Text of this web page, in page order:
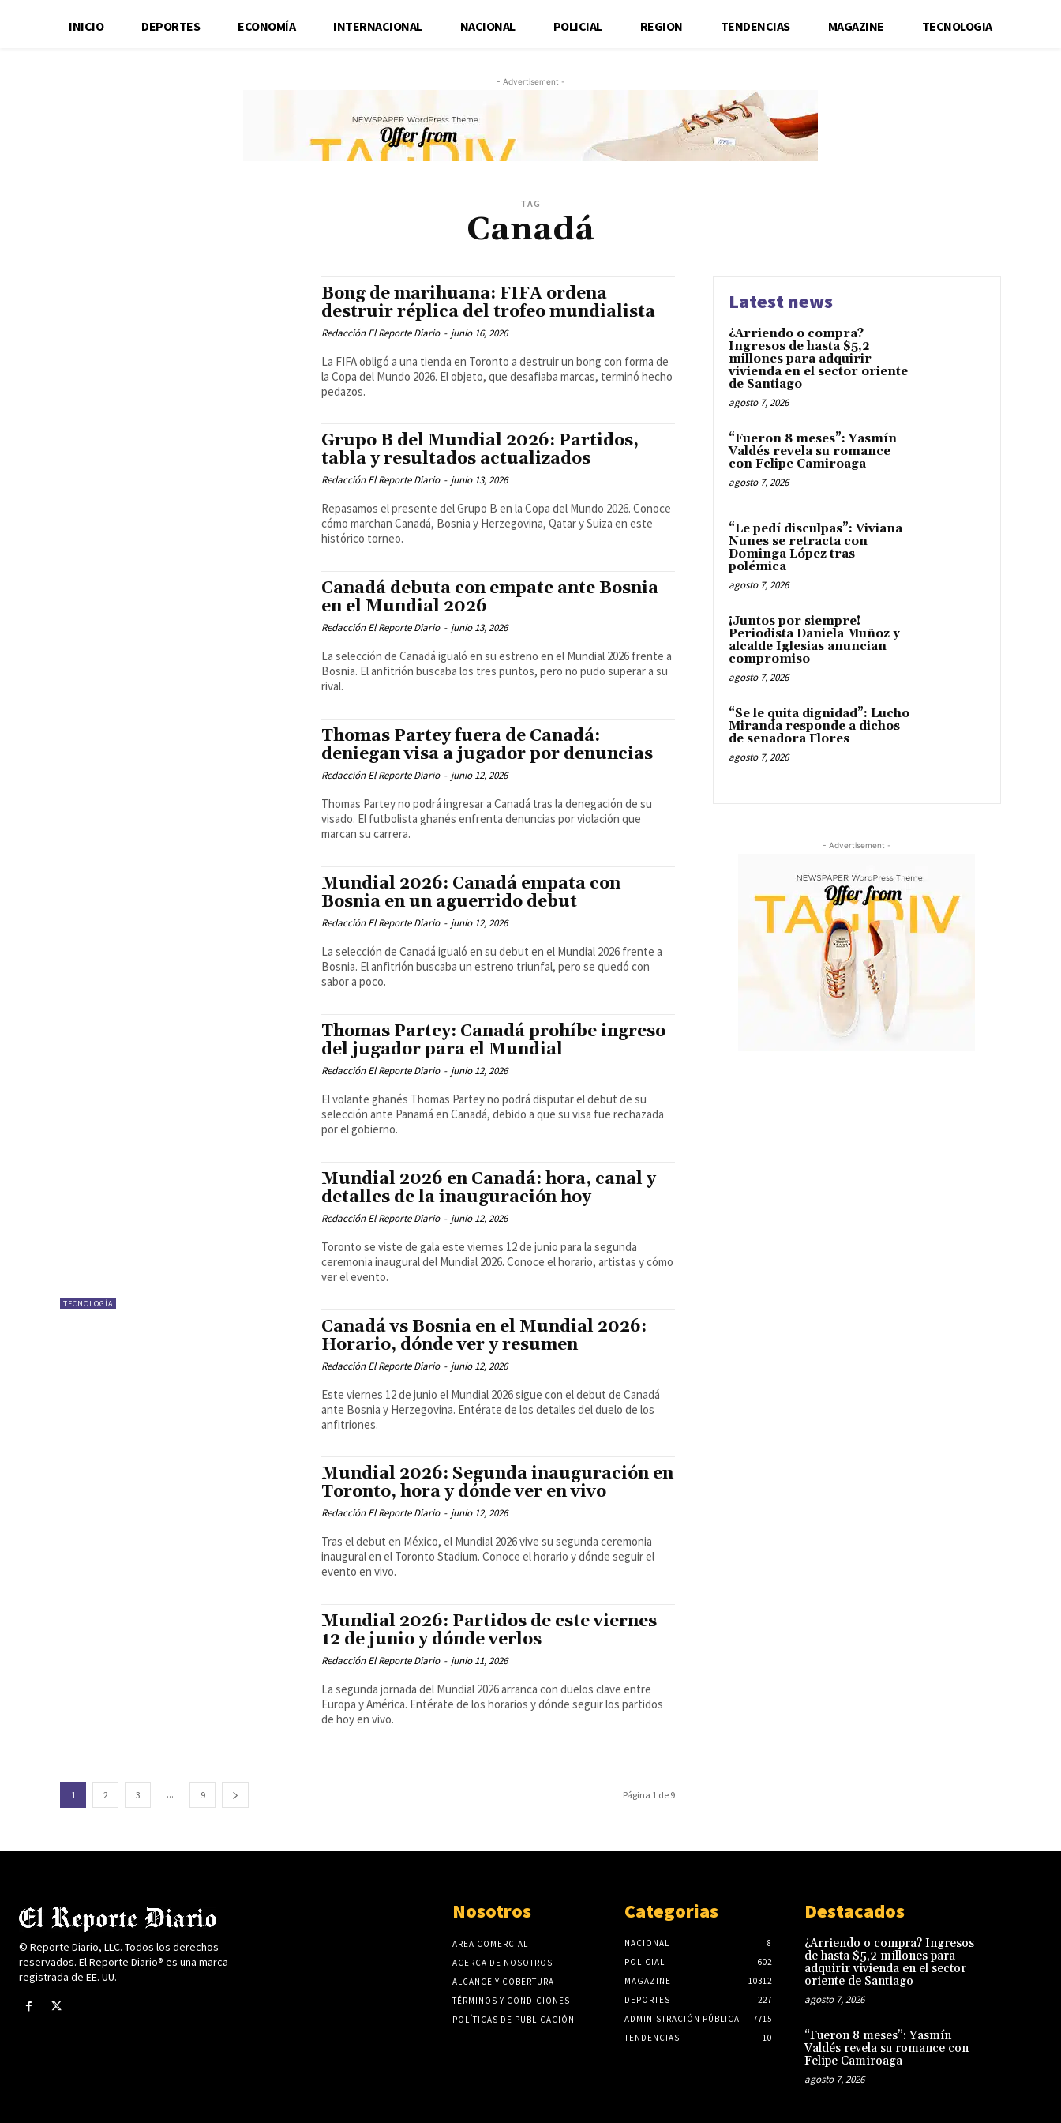
INICIO DEPORTES ECONOMÍA INTERNACIONAL NACIONAL POLICIAL REGION TENDENCIAS MAGAZINE TECNOLOGIA
- Advertisement -
TAG
Canadá
Bong de marihuana: FIFA ordena
destruir réplica del trofeo mundialista
Redacción El Reporte Diario - junio 16, 2026
La FIFA obligó a una tienda en Toronto a destruir un bong con forma de
la Copa del Mundo 2026. El objeto, que desafiaba marcas, terminó hecho
pedazos.
Grupo B del Mundial 2026: Partidos,
tabla y resultados actualizados
Redacción El Reporte Diario - junio 13, 2026
Repasamos el presente del Grupo B en la Copa del Mundo 2026. Conoce
cómo marchan Canadá, Bosnia y Herzegovina, Qatar y Suiza en este
histórico torneo.
Canadá debuta con empate ante Bosnia
en el Mundial 2026
Redacción El Reporte Diario - junio 13, 2026
La selección de Canadá igualó en su estreno en el Mundial 2026 frente a
Bosnia. El anfitrión buscaba los tres puntos, pero no pudo superar a su
rival.
Thomas Partey fuera de Canadá:
deniegan visa a jugador por denuncias
Redacción El Reporte Diario - junio 12, 2026
Thomas Partey no podrá ingresar a Canadá tras la denegación de su
visado. El futbolista ghanés enfrenta denuncias por violación que
marcan su carrera.
Mundial 2026: Canadá empata con
Bosnia en un aguerrido debut
Redacción El Reporte Diario - junio 12, 2026
La selección de Canadá igualó en su debut en el Mundial 2026 frente a
Bosnia. El anfitrión buscaba un estreno triunfal, pero se quedó con
sabor a poco.
Thomas Partey: Canadá prohíbe ingreso
del jugador para el Mundial
Redacción El Reporte Diario - junio 12, 2026
El volante ghanés Thomas Partey no podrá disputar el debut de su
selección ante Panamá en Canadá, debido a que su visa fue rechazada
por el gobierno.
TECNOLOGÍA
Mundial 2026 en Canadá: hora, canal y
detalles de la inauguración hoy
Redacción El Reporte Diario - junio 12, 2026
Toronto se viste de gala este viernes 12 de junio para la segunda
ceremonia inaugural del Mundial 2026. Conoce el horario, artistas y cómo
ver el evento.
Canadá vs Bosnia en el Mundial 2026:
Horario, dónde ver y resumen
Redacción El Reporte Diario - junio 12, 2026
Este viernes 12 de junio el Mundial 2026 sigue con el debut de Canadá
ante Bosnia y Herzegovina. Entérate de los detalles del duelo de los
anfitriones.
Mundial 2026: Segunda inauguración en
Toronto, hora y dónde ver en vivo
Redacción El Reporte Diario - junio 12, 2026
Tras el debut en México, el Mundial 2026 vive su segunda ceremonia
inaugural en el Toronto Stadium. Conoce el horario y dónde seguir el
evento en vivo.
Mundial 2026: Partidos de este viernes
12 de junio y dónde verlos
Redacción El Reporte Diario - junio 11, 2026
La segunda jornada del Mundial 2026 arranca con duelos clave entre
Europa y América. Entérate de los horarios y dónde seguir los partidos
de hoy en vivo.
1 2 3 ... 9 Página 1 de 9
Latest news
¿Arriendo o compra?
Ingresos de hasta $5,2
millones para adquirir
vivienda en el sector oriente
de Santiago
agosto 7, 2026
“Fueron 8 meses”: Yasmín
Valdés revela su romance
con Felipe Camiroaga
agosto 7, 2026
“Le pedí disculpas”: Viviana
Nunes se retracta con
Dominga López tras
polémica
agosto 7, 2026
¡Juntos por siempre!
Periodista Daniela Muñoz y
alcalde Iglesias anuncian
compromiso
agosto 7, 2026
“Se le quita dignidad”: Lucho
Miranda responde a dichos
de senadora Flores
agosto 7, 2026
- Advertisement -
© Reporte Diario, LLC. Todos los derechos
reservados. El Reporte Diario® es una marca
registrada de EE. UU.
Nosotros
AREA COMERCIAL
ACERCA DE NOSOTROS
ALCANCE Y COBERTURA
TÉRMINOS Y CONDICIONES
POLÍTICAS DE PUBLICACIÓN
Categorias
NACIONAL
8
POLICIAL
602
MAGAZINE
10312
DEPORTES
227
ADMINISTRACIÓN PÚBLICA
7715
TENDENCIAS
10
Destacados
¿Arriendo o compra? Ingresos
de hasta $5,2 millones para
adquirir vivienda en el sector
oriente de Santiago
agosto 7, 2026
“Fueron 8 meses”: Yasmín
Valdés revela su romance con
Felipe Camiroaga
agosto 7, 2026